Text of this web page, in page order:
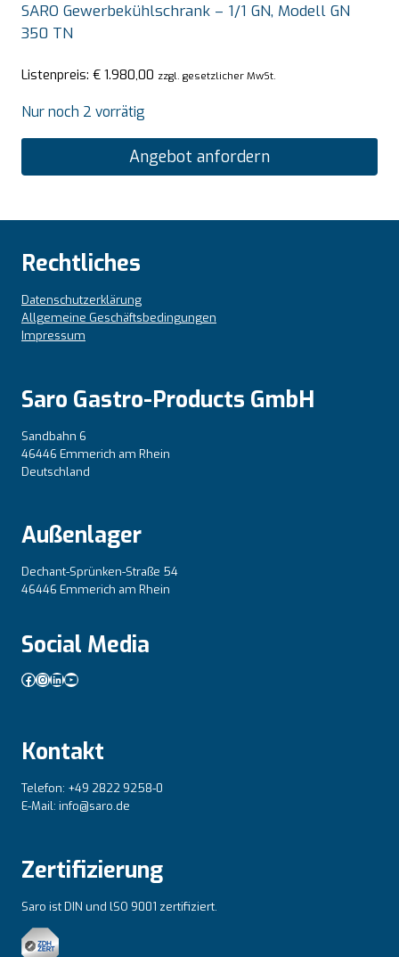
SARO Gewerbekühlschrank – 1/1 GN, Modell GN
350 TN
Listenpreis: € 1.980,00 zzgl. gesetzlicher MwSt.
Nur noch 2 vorrätig
Angebot anfordern
Rechtliches
Datenschutzerklärung
Allgemeine Geschäftsbedingungen
Impressum
Saro Gastro-Products GmbH
Sandbahn 6
46446 Emmerich am Rhein
Deutschland
Außenlager
Dechant-Sprünken-Straße 54
46446 Emmerich am Rhein
Social Media
Facebook
Instagram
LinkedIn
YouTube
Kontakt
Telefon: +49 2822 9258-0
E-Mail: info@saro.de
Zertifizierung
Saro ist DIN und lSO 9001 zertifiziert.